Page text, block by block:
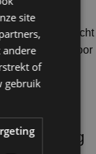
wit 1-zijdig
site
of
gebruik